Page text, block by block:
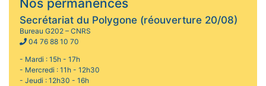
Nos permanences
Secrétariat du Polygone (réouverture 20/08)
Bureau G202 – CNRS
04 76 88 10 70
- Mardi : 15h - 17h
- Mercredi : 11h - 12h30
- Jeudi : 12h30 - 16h